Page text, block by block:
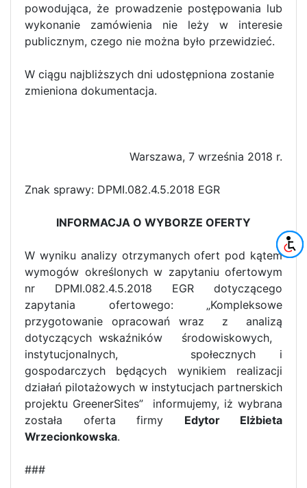
powodująca, że prowadzenie postępowania lub
wykonanie zamówienia nie leży w interesie
publicznym, czego nie można było przewidzieć.
W ciągu najbliższych dni udostępniona zostanie
zmieniona dokumentacja.
Warszawa, 7 września 2018 r.
Znak sprawy: DPMI.082.4.5.2018 EGR
INFORMACJA O WYBORZE OFERTY
W wyniku analizy otrzymanych ofert pod kątem
wymogów określonych w zapytaniu ofertowym
nr DPMI.082.4.5.2018 EGR dotyczącego
zapytania ofertowego: „Kompleksowe
przygotowanie opracowań wraz z analizą
dotyczących wskaźników środowiskowych,
instytucjonalnych, społecznych i
gospodarczych będących wynikiem realizacji
działań pilotażowych w instytucjach partnerskich
projektu GreenerSites” informujemy, iż wybrana
została oferta firmy Edytor Elżbieta
Wrzecionkowska.
###